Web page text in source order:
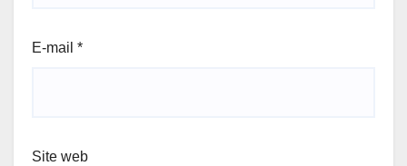
E-mail *
Site web